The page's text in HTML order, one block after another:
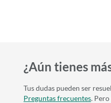
¿Aún tienes
Tus dudas pueden ser
Preguntas frecuentes. Pero